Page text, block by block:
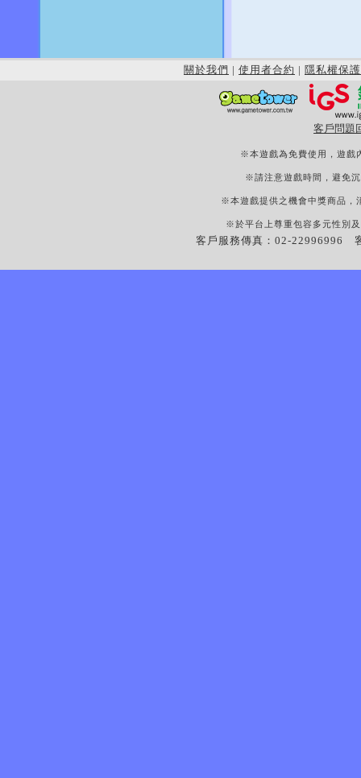
關於我們 | 使用者合約 | 隱私權保護
客戶問題
※本遊戲為免費使用，遊戲
※請注意遊戲時間，避免
※本遊戲提供之機會中獎商品，
※於平台上尊重包容多元性別
客戶服務傳真：02-22996996